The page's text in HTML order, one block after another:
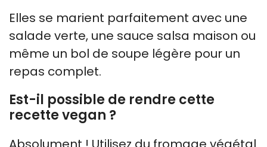
Elles se marient parfaitement avec une
salade verte, une sauce salsa maison ou
même un bol de soupe légère pour un
repas complet.
Est-il possible de rendre cette
recette vegan ?